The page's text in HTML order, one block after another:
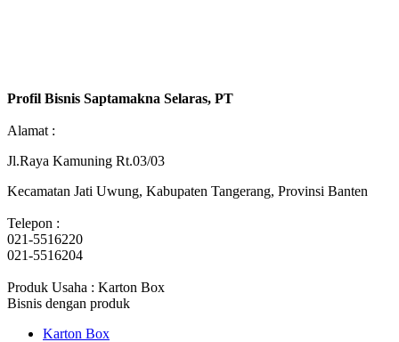
Profil Bisnis Saptamakna Selaras, PT
Alamat :
Jl.Raya Kamuning Rt.03/03
Kecamatan Jati Uwung, Kabupaten Tangerang, Provinsi Banten
Telepon :
021-5516220
021-5516204
Produk Usaha : Karton Box
Bisnis dengan produk
Karton Box